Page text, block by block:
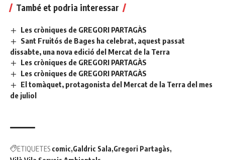
També et podria interessar
Les cròniques de GREGORI PARTAGÀS
Sant Fruitós de Bages ha celebrat, aquest passat
dissabte, una nova edició del Mercat de la Terra
Les cròniques de GREGORI PARTAGÀS
Les cròniques de GREGORI PARTAGÀS
El tomàquet, protagonista del Mercat de la Terra del mes
de juliol
ETIQUETES comic Galdric Sala Gregori Partagàs